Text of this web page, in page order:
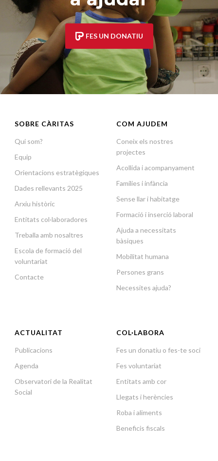
FES UN DONATIU
SOBRE CÀRITAS
Qui som?
Equip
Orientacions estratègiques
Dades rellevants 2025
Arxiu històric
Entitats col·laboradores
Treballa amb nosaltres
Escola de formació del
voluntariat
Contacte
COM AJUDEM
Coneix els nostres
projectes
Acollida i acompanyament
Famílies i infància
Sense llar i habitatge
Formació i inserció laboral
Ajuda a necessitats
bàsiques
Mobilitat humana
Persones grans
Necessites ajuda?
ACTUALITAT
Publicacions
Agenda
Observatori de la Realitat
Social
COL·LABORA
Fes un donatiu o fes-te soci
Fes voluntariat
Entitats amb cor
Llegats i herències
Roba i aliments
Beneficis fiscals